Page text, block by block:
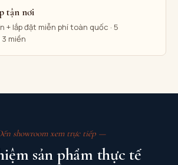
tận nơi
+ lắp đặt miễn phí toàn quốc · 5
miền
showroom xem trực tiếp —
sản phẩm thực tế